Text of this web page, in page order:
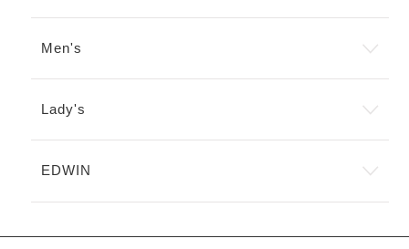
Men's
Lady's
EDWIN